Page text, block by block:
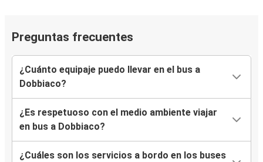
Preguntas frecuentes
¿Cuánto equipaje puedo llevar en el bus a
Dobbiaco?
¿Es respetuoso con el medio ambiente viajar
en bus a Dobbiaco?
¿Cuáles son los servicios a bordo en los buses